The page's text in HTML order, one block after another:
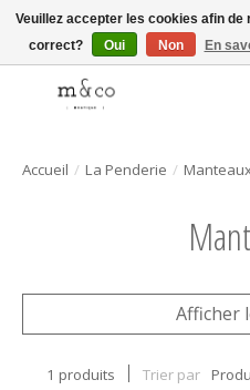
Livraison gratuite avec tout achat de
Accueil / La Penderie /
Afficher
1 produits Trier par
Veuillez accepter les cookies afin
correct?
Oui Non En